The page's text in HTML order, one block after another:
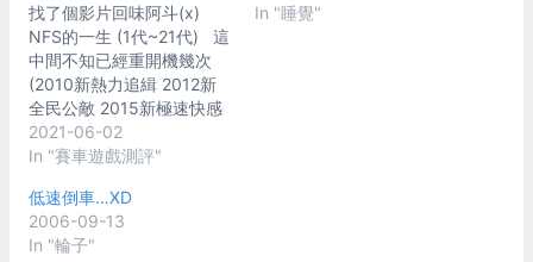
找了個影片回味阿斗(x)
NFS的一生 (1代~21代) 這
中間不知已經重開機幾次
(2010新熱力追緝 2012新
全民公敵 2015新極速快感
2020新熱力追緝
remaster....) 每次都說要回
到換湯不換藥 不禁回想了
下當年NFS吸引人的到底是
哪些地方.... 1代 (1994) 那
2021-06-02
In "賽車遊戲測評"
In "睡覺"
低速倒車…XD
2006-09-13
In "輪子"